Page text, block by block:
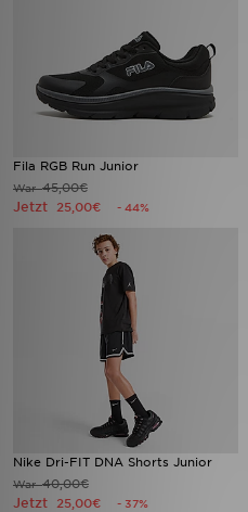
Fila RGB Run Junior
War45,00€
Jetzt 25,00€ - 44%
Nike Dri-FIT DNA Shorts Junior
War40,00€
Jetzt 25,00€ - 37%